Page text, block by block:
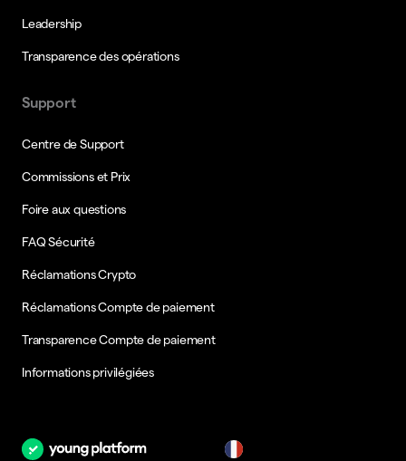
Leadership
Transparence des opérations
Support
Centre de Support
Commissions et Prix
Foire aux questions
FAQ Sécurité
Réclamations Crypto
Réclamations Compte de paiement
Transparence Compte de paiement
Informations privilégiées